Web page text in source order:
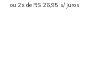
ou 2x de R$ 26,95 s/ juros